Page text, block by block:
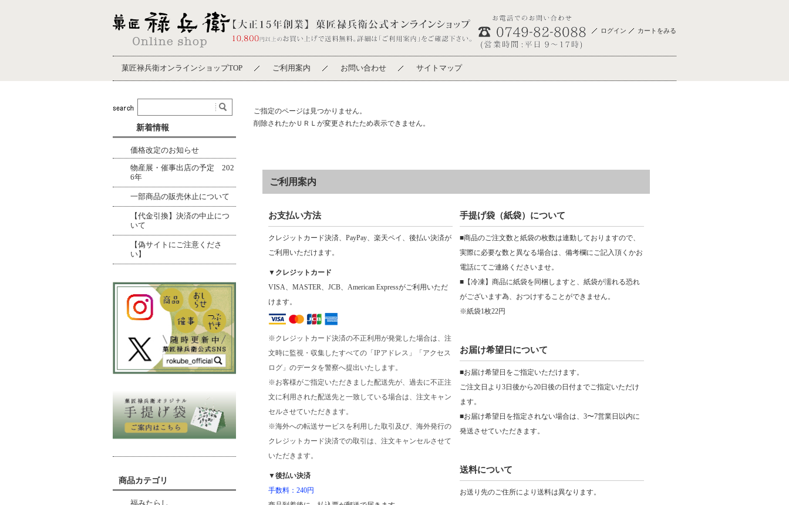
ログイン カートをみる
菓匠禄兵衛オンラインショップTOP ご利用案内 お問い合わせ サイトマップ
ご指定のページは見つかりません。
削除されたかＵＲＬが変更されたため表示できません。
ご利用案内
お支払い方法
クレジットカード決済、PayPay、楽天ペイ、後払い決済が
ご利用いただけます。
▼クレジットカード
VISA、MASTER、JCB、American Expressがご利用いただ
けます。
※クレジットカード決済の不正利用が発覚した場合は、注
文時に監視・収集したすべての「IPアドレス」「アクセス
ログ」のデータを警察へ提出いたします。
※お客様がご指定いただきました配送先が、過去に不正注
文に利用された配送先と一致している場合は、注文キャン
セルさせていただきます。
※海外への転送サービスを利用した取引及び、海外発行の
クレジットカード決済での取引は、注文キャンセルさせて
いただきます。
▼後払い決済
手数料：240円
手提げ袋（紙袋）について
■商品のご注文数と紙袋の枚数は連動しておりますので、
実際に必要な数と異なる場合は、備考欄にご記入頂くかお
電話にてご連絡くださいませ。
■【冷凍】商品に紙袋を同梱しますと、紙袋が濡れる恐れ
がございます為、おつけすることができません。
※紙袋1枚22円
お届け希望日について
■お届け希望日をご指定いただけます。
ご注文日より3日後から20日後の日付までご指定いただけ
ます。
■お届け希望日を指定されない場合は、3〜7営業日以内に
発送させていただきます。
送料について
お送り先のご住所により送料は異なります。
新着情報
価格改定のお知らせ
物産展・催事出店の予定 202
6年
一部商品の販売休止について
【代金引換】決済の中止につ
いて
【偽サイトにご注意くださ
い】
商品カテゴリ
福みたらし